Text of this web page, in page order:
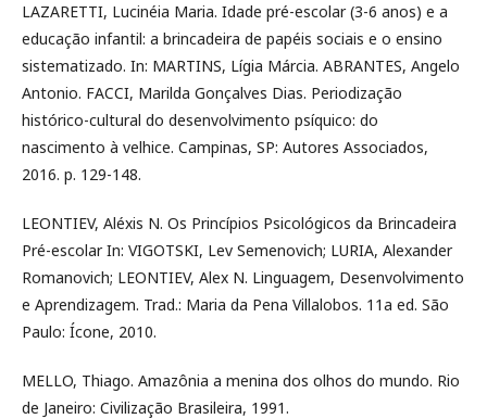
LAZARETTI, Lucinéia Maria. Idade pré-escolar (3-6 anos) e a
educação infantil: a brincadeira de papéis sociais e o ensino
sistematizado. In: MARTINS, Lígia Márcia. ABRANTES, Angelo
Antonio. FACCI, Marilda Gonçalves Dias. Periodização
histórico-cultural do desenvolvimento psíquico: do
nascimento à velhice. Campinas, SP: Autores Associados,
2016. p. 129-148.
LEONTIEV, Aléxis N. Os Princípios Psicológicos da Brincadeira
Pré-escolar In: VIGOTSKI, Lev Semenovich; LURIA, Alexander
Romanovich; LEONTIEV, Alex N. Linguagem, Desenvolvimento
e Aprendizagem. Trad.: Maria da Pena Villalobos. 11a ed. São
Paulo: Ícone, 2010.
MELLO, Thiago. Amazônia a menina dos olhos do mundo. Rio
de Janeiro: Civilização Brasileira, 1991.